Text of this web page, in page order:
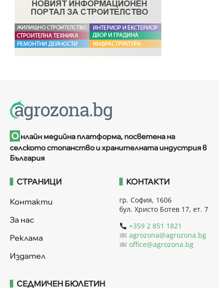
О нлайн медийна платформа, посветена на
селското стопанство и хранителната индустрия в
България
СТРАНИЦИ
Контакти
За нас
Реклама
Издател
КОНТАКТИ
гр. София, 1606
бул. Христо Ботев 17, ет. 7
+359 2 851 1821
agrozona@agrozona.bg
office@agrozona.bg
СЕДМИЧЕН БЮЛЕТИН